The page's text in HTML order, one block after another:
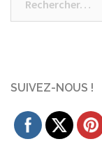
SUIVEZ-NOUS !